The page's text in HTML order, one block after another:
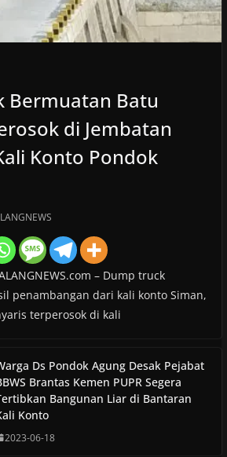
Bermuatan Batu
di Jembatan
Konto Pondok
– Dump truck
penambangan dari kali konto Siman,
terperosok di kali
Ds Pondok Agung Desak Pejabat
Brantas Kemen PUPR Segera
Bangunan Liar di Bantaran
Konto
2023-06-18